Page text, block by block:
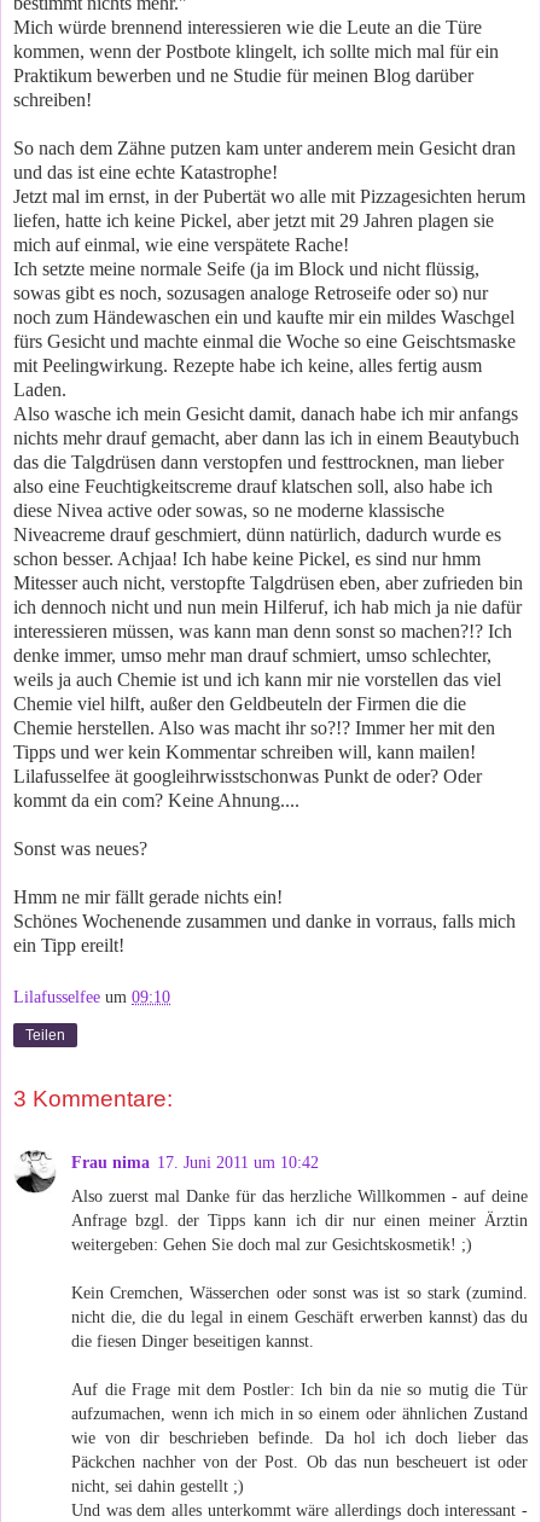
Mich würde brennend interessieren wie die Leute an die Türe
kommen, wenn der Postbote klingelt, ich sollte mich mal für ein
Praktikum bewerben und ne Studie für meinen Blog darüber
schreiben!
So nach dem Zähne putzen kam unter anderem mein Gesicht dran
und das ist eine echte Katastrophe!
Jetzt mal im ernst, in der Pubertät wo alle mit Pizzagesichten herum
liefen, hatte ich keine Pickel, aber jetzt mit 29 Jahren plagen sie
mich auf einmal, wie eine verspätete Rache!
Ich setzte meine normale Seife (ja im Block und nicht flüssig,
sowas gibt es noch, sozusagen analoge Retroseife oder so) nur
noch zum Händewaschen ein und kaufte mir ein mildes Waschgel
fürs Gesicht und machte einmal die Woche so eine Geischtsmaske
mit Peelingwirkung. Rezepte habe ich keine, alles fertig ausm
Laden.
Also wasche ich mein Gesicht damit, danach habe ich mir anfangs
nichts mehr drauf gemacht, aber dann las ich in einem Beautybuch
das die Talgdrüsen dann verstopfen und festtrocknen, man lieber
also eine Feuchtigkeitscreme drauf klatschen soll, also habe ich
diese Nivea active oder sowas, so ne moderne klassische
Niveacreme drauf geschmiert, dünn natürlich, dadurch wurde es
schon besser. Achjaa! Ich habe keine Pickel, es sind nur hmm
Mitesser auch nicht, verstopfte Talgdrüsen eben, aber zufrieden bin
ich dennoch nicht und nun mein Hilferuf, ich hab mich ja nie dafür
interessieren müssen, was kann man denn sonst so machen?!? Ich
denke immer, umso mehr man drauf schmiert, umso schlechter,
weils ja auch Chemie ist und ich kann mir nie vorstellen das viel
Chemie viel hilft, außer den Geldbeuteln der Firmen die die
Chemie herstellen. Also was macht ihr so?!? Immer her mit den
Tipps und wer kein Kommentar schreiben will, kann mailen!
Lilafusselfee ät googleihrwisstschonwas Punkt de oder? Oder
kommt da ein com? Keine Ahnung....
Sonst was neues?
Hmm ne mir fällt gerade nichts ein!
Schönes Wochenende zusammen und danke in vorraus, falls mich
ein Tipp ereilt!
Lilafusselfee um 09:10
Teilen
3 Kommentare:
Frau nima 17. Juni 2011 um 10:42
Also zuerst mal Danke für das herzliche Willkommen - auf deine
Anfrage bzgl. der Tipps kann ich dir nur einen meiner Ärztin
weitergeben: Gehen Sie doch mal zur Gesichtskosmetik! ;)
Kein Cremchen, Wässerchen oder sonst was ist so stark (zumind.
nicht die, die du legal in einem Geschäft erwerben kannst) das du
die fiesen Dinger beseitigen kannst.
Auf die Frage mit dem Postler: Ich bin da nie so mutig die Tür
aufzumachen, wenn ich mich in so einem oder ähnlichen Zustand
wie von dir beschrieben befinde. Da hol ich doch lieber das
Päckchen nachher von der Post. Ob das nun bescheuert ist oder
nicht, sei dahin gestellt ;)
Und was dem alles unterkommt wäre allerdings doch interessant -